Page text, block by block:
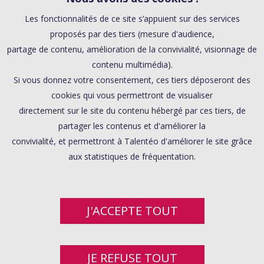
Les fonctionnalités de ce site s’appuient sur des services
proposés par des tiers (mesure d'audience,
partage de contenu, amélioration de la convivialité, visionnage de
contenu multimédia).
Si vous donnez votre consentement, ces tiers déposeront des
cookies qui vous permettront de visualiser
directement sur le site du contenu hébergé par ces tiers, de
partager les contenus et d'améliorer la
convivialité, et permettront à Talentéo d'améliorer le site grâce
aux statistiques de fréquentation.
J'ACCEPTE TOUT
JE REFUSE TOUT